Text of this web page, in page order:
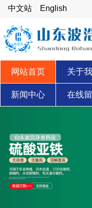
中文站 English
网站首页 关于
新闻中心 在线